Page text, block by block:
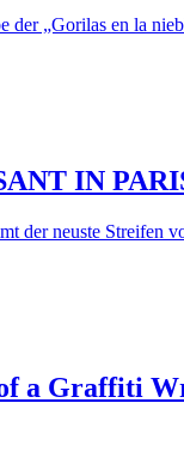
der „Gorilas en la
IN
der neuste Streifen
a Graffiti